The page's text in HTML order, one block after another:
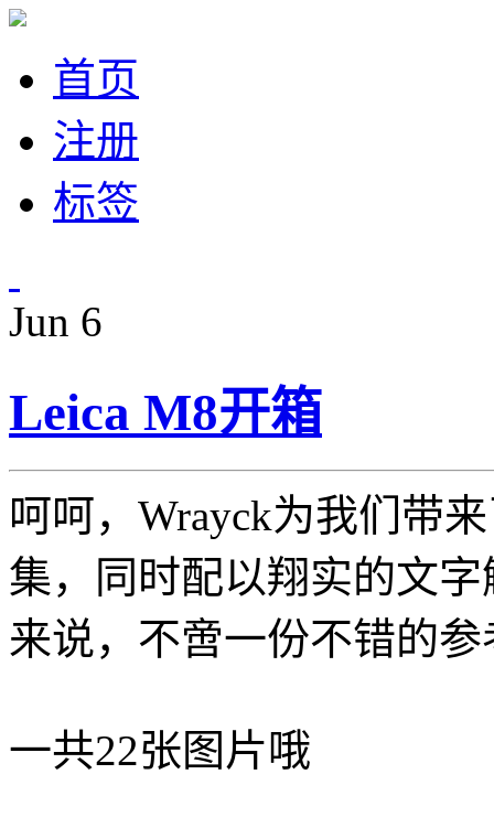
首页
注册
标签
Jun 6
Leica M8开箱
呵呵，Wrayck为我们带
集，同时配以翔实的文
来说，不啻一份不错的
一共22张图片哦